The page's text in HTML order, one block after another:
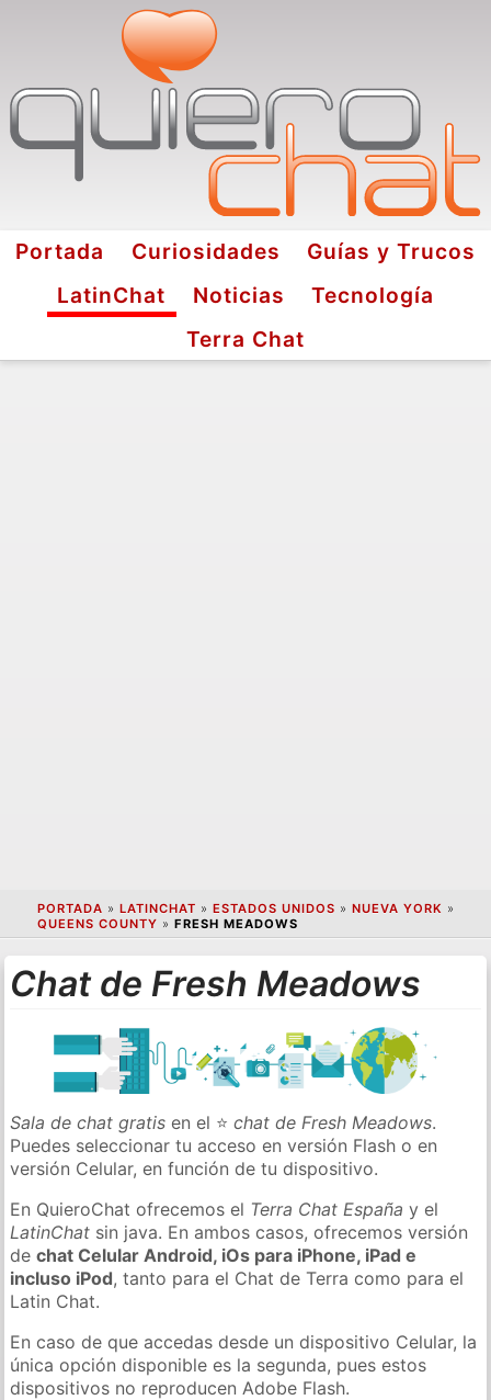
Portada Curiosidades
Guías y Trucos
LatinChat
Noticias
Tecnología
Terra Chat
PORTADA » LATINCHAT » ESTADOS UNIDOS » NUEVA YORK »
QUEENS COUNTY » FRESH MEADOWS
Chat de Fresh Meadows
Sala de chat gratis en el ⭐chat de Fresh Meadows.
Puedes seleccionar tu acceso en versión Flash o en
versión Celular, en función de tu dispositivo.
En QuieroChat ofrecemos el Terra Chat España y el
LatinChat sin java. En ambos casos, ofrecemos versión
dechat Celular Android, iOs para iPhone, iPad e
incluso iPod, tanto para el Chat de Terra como para el
Latin Chat.
En caso de que accedas desde un dispositivo Celular, la
única opción disponible es la segunda, pues estos
dispositivos no reproducen Adobe Flash.